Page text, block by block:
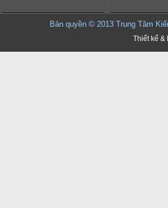
Bản quyền © 2013 Trung Tâm
Thiết kế